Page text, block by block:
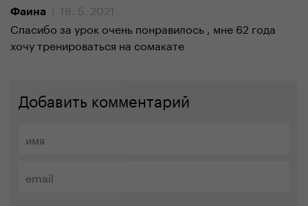
Фаина
| 18. 5. 2021
Спасибо за урок очень понравилось , мне 62 года
хочу тренироваться на сомакате
Добавить комментарий